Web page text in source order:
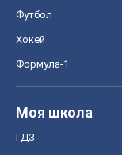
Футбол
Хокей
Формула-1
Моя школа
ГДЗ